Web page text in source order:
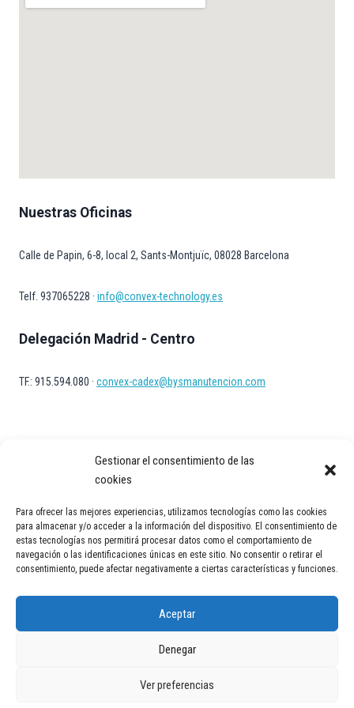
Gestionar el consentimiento de las
cookies
Para ofrecer las mejores experiencias, utilizamos tecnologías como las cookies
para almacenar y/o acceder a la información del dispositivo. El consentimiento de
estas tecnologías nos permitirá procesar datos como el comportamiento de
navegación o las identificaciones únicas en este sitio. No consentir o retirar el
consentimiento, puede afectar negativamente a ciertas características y funciones.
Aceptar
Denegar
Ver preferencias
Nuestras Oficinas
Calle de Papin, 6-8, local 2, Sants-Montjuïc, 08028 Barcelona
Telf. 937065228 · info@convex-technology.es
Delegación Madrid - Centro
TF.: 915.594.080 · convex-cadex@bysmanutencion.com
Aviso Legal Política de privacidad Política de Cookies
Contacto
© 2026 Transportadores industriales en España | Cintas y soluciones